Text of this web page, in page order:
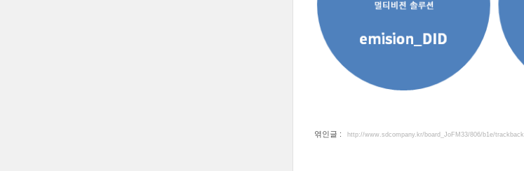
엮인글 : http://www.sdcompany.kr/board_JoFM33/806/b1e/trackback